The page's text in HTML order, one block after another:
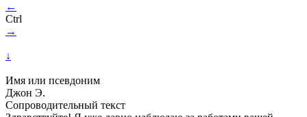
←
Ctrl
→
↓
Имя или псевдоним
Джон Э.
Сопроводительный текст